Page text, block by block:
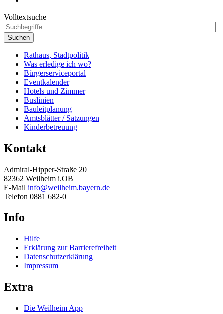
Volltextsuche
Suchen
Rathaus, Stadtpolitik
Was erledige ich wo?
Bürgerserviceportal
Eventkalender
Hotels und Zimmer
Buslinien
Bauleitplanung
Amtsblätter / Satzungen
Kinderbetreuung
Kontakt
Admiral-Hipper-Straße 20
82362 Weilheim i.OB
E-Mail info@weilheim.bayern.de
Telefon 0881 682-0
Info
Hilfe
Erklärung zur Barrierefreiheit
Datenschutzerklärung
Impressum
Extra
Die Weilheim App